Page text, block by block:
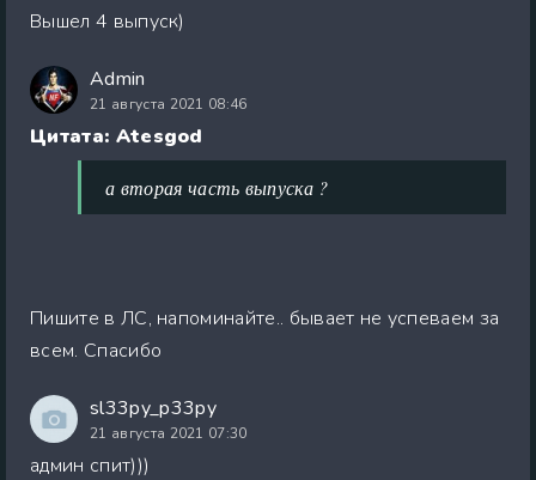
Вышел 4 выпуск)
Admin
21 августа 2021 08:46
Цитата: Atesgod
а вторая часть выпуска ?
Пишите в ЛС, напоминайте.. бывает не успеваем за
всем. Спасибо
sl33py_p33py
21 августа 2021 07:30
админ спит)))